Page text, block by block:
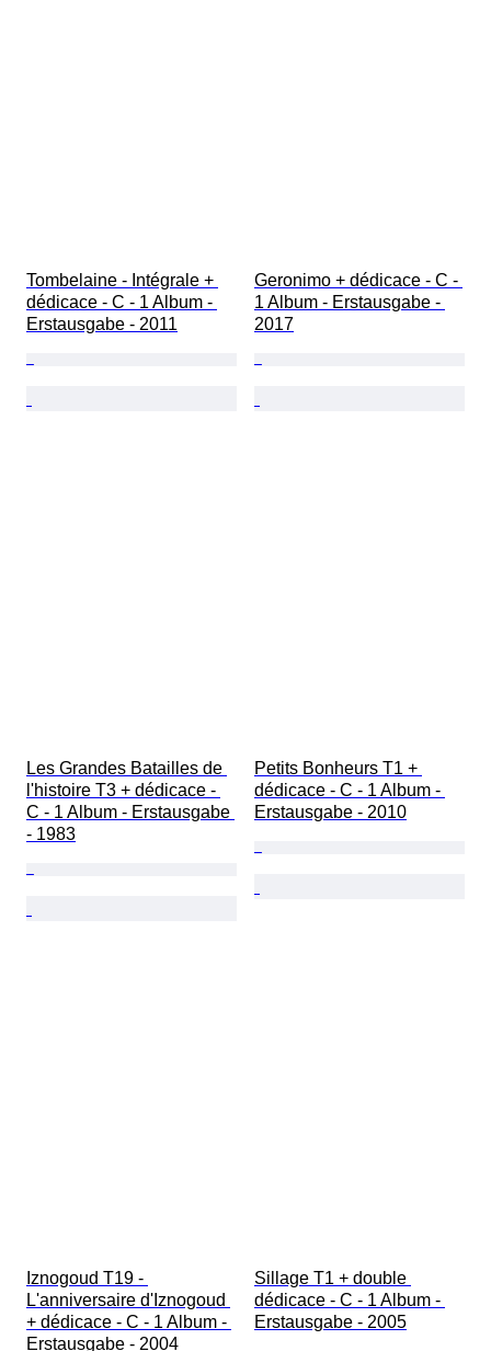
Tombelaine - Intégrale +
dédicace - C - 1 Album -
Erstausgabe - 2011
Geronimo + dédicace - C -
1 Album - Erstausgabe -
2017
Les Grandes Batailles de
l'histoire T3 + dédicace -
C - 1 Album - Erstausgabe
- 1983
Petits Bonheurs T1 +
dédicace - C - 1 Album -
Erstausgabe - 2010
Iznogoud T19 -
L'anniversaire d'Iznogoud
+ dédicace - C - 1 Album -
Erstausgabe - 2004
Sillage T1 + double
dédicace - C - 1 Album -
Erstausgabe - 2005